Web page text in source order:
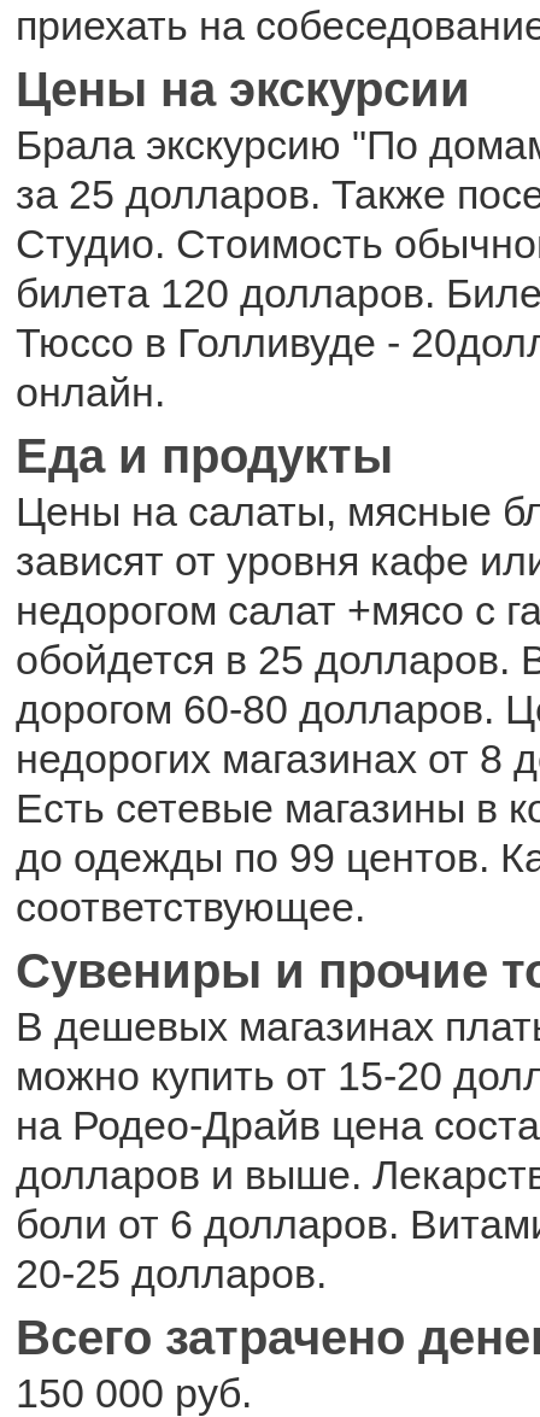
приехать на
Цены на экскурсии
Брала экскурсию "По
за 25 долларов. Также
Студио. Стоимость
билета 120 долларов.
Тюссо в Голливуде -
онлайн.
Еда и продукты
Цены на салаты, мясные
зависят от уровня кафе
недорогом салат +мясо с
обойдется в 25 долларов.
дорогом 60-80 долларов.
недорогих магазинах от 8
Есть сетевые магазины в
до одежды по 99 центов.
соответствующее.
Сувениры и прочие
В дешевых магазинах
можно купить от 15-20
на Родео-Драйв цена
долларов и выше.
боли от 6 долларов.
20-25 долларов.
Всего затрачено
150 000 руб.